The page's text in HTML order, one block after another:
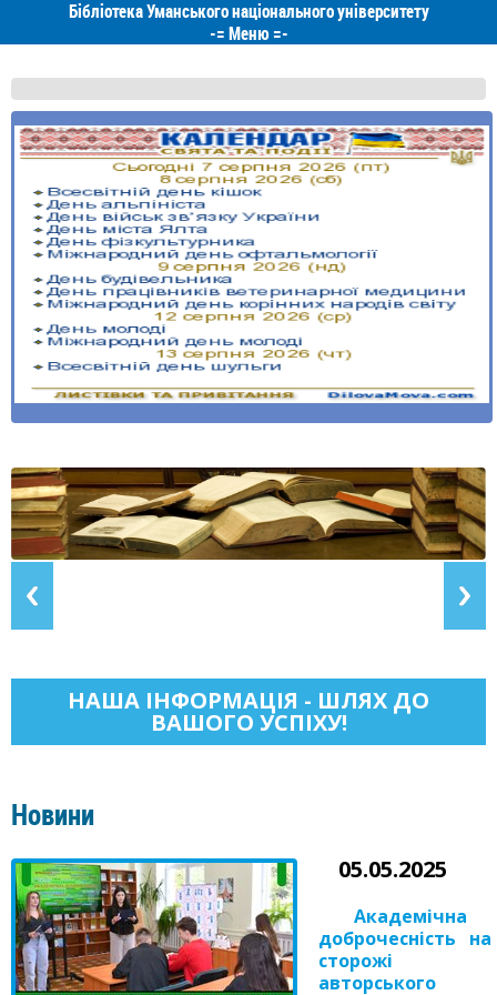
Бібліотека Уманського національного університету
-=Меню=-
НАША ІНФОРМАЦІЯ - ШЛЯХ ДО
ВАШОГО УСПІХУ!
Новини
05.05.2025
Академічна
доброчесність на
сторожі
авторського